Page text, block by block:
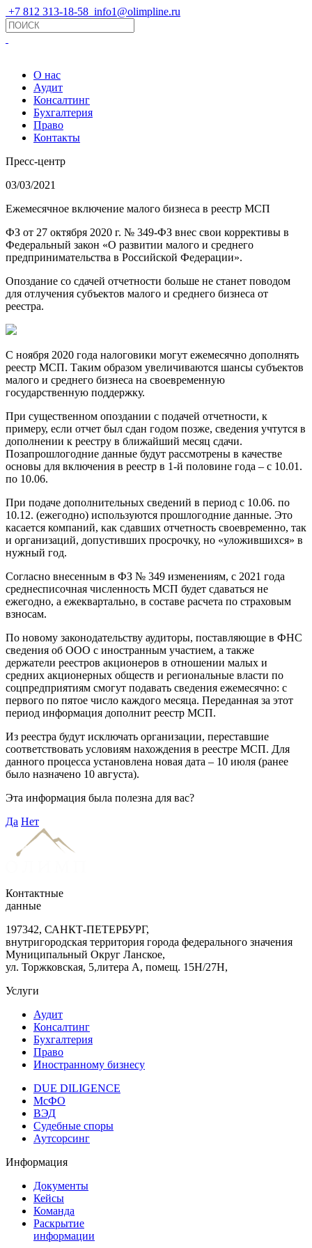
+7 812 313-18-58 info1@olimpline.ru
О нас
Аудит
Консалтинг
Бухгалтерия
Право
Контакты
Пресс-центр
03/03/2021
Ежемесячное включение малого бизнеса в реестр МСП
ФЗ от 27 октября 2020 г. № 349-ФЗ внес свои коррективы в
Федеральный закон «О развитии малого и среднего
предпринимательства в Российской Федерации».
Опоздание со сдачей отчетности больше не станет поводом
для отлучения субъектов малого и среднего бизнеса от
реестра.
С ноября 2020 года налоговики могут ежемесячно дополнять
реестр МСП. Таким образом увеличиваются шансы субъектов
малого и среднего бизнеса на своевременную
государственную поддержку.
При существенном опоздании с подачей отчетности, к
примеру, если отчет был сдан годом позже, сведения учтутся в
дополнении к реестру в ближайший месяц сдачи.
Позапрошлогодние данные будут рассмотрены в качестве
основы для включения в реестр в 1-й половине года – с 10.01.
по 10.06.
При подаче дополнительных сведений в период с 10.06. по
10.12. (ежегодно) используются прошлогодние данные. Это
касается компаний, как сдавших отчетность своевременно, так
и организаций, допустивших просрочку, но «уложившихся» в
нужный год.
Согласно внесенным в ФЗ № 349 изменениям, с 2021 года
среднесписочная численность МСП будет сдаваться не
ежегодно, а ежеквартально, в составе расчета по страховым
взносам.
По новому законодательству аудиторы, поставляющие в ФНС
сведения об ООО с иностранным участием, а также
держатели реестров акционеров в отношении малых и
средних акционерных обществ и региональные власти по
соцпредприятиям смогут подавать сведения ежемесячно: с
первого по пятое число каждого месяца. Переданная за этот
период информация дополнит реестр МСП.
Из реестра будут исключать организации, переставшие
соответствовать условиям нахождения в реестре МСП. Для
данного процесса установлена новая дата – 10 июля (ранее
было назначено 10 августа).
Эта информация была полезна для вас?
Да Нет
Контактные
данные
197342, САНКТ-ПЕТЕРБУРГ,
внутригородская территория города федерального значения
Муниципальный Округ Ланское,
ул. Торжковская, 5,литера А, помещ. 15Н/27Н,
Услуги
Аудит
Консалтинг
Бухгалтерия
Право
Иностранному бизнесу
DUE DILIGENCE
МсФО
ВЭД
Судебные споры
Аутсорсинг
Информация
Документы
Кейсы
Команда
Раскрытие
информации